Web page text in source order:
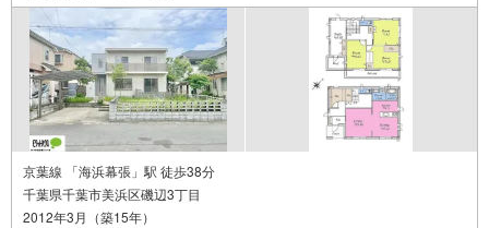
京葉線 「海浜幕張」駅 徒歩38分
千葉県千葉市美浜区磯辺3丁目
2012年3月（築15年）